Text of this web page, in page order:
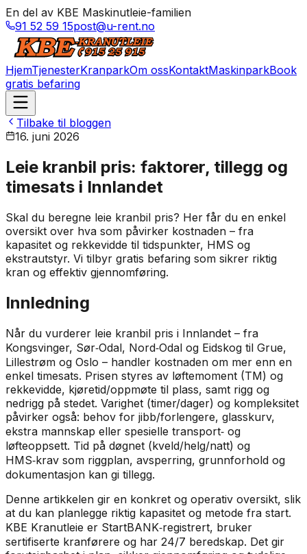
En del av KBE Maskinutleie-familien
91 52 59 15post@u-rent.no
HjemTjenesterKranparkOm ossKontaktMaskinparkBook
gratis befaring
Tilbake til bloggen
16. juni 2026
Leie kranbil pris: faktorer, tillegg og
timesats i Innlandet
Skal du beregne leie kranbil pris? Her får du en enkel
oversikt over hva som påvirker kostnaden – fra
kapasitet og rekkevidde til tidspunkter, HMS og
ekstrautstyr. Vi tilbyr gratis befaring som sikrer riktig
kran og effektiv gjennomføring.
Innledning
Når du vurderer leie kranbil pris i Innlandet – fra
Kongsvinger, Sør‑Odal, Nord‑Odal og Eidskog til Grue,
Lillestrøm og Oslo – handler kostnaden om mer enn en
enkel timesats. Prisen styres av løftemoment (TM) og
rekkevidde, kjøretid/oppmøte til plass, samt rigg og
nedrigg på stedet. Varighet (timer/dager) og kompleksitet
påvirker også: behov for jibb/forlengere, glasskurv,
ekstra mannskap eller spesielle transport‑ og
løfteoppsett. Tid på døgnet (kveld/helg/natt) og
HMS‑krav som riggplan, avsperring, grunnforhold og
dokumentasjon kan gi tillegg.
Denne artikkelen gir en konkret og operativ oversikt, slik
at du kan planlegge riktig kapasitet og metode fra start.
KBE Kranutleie er StartBANK‑registrert, bruker
sertifiserte kranførere og har 24/7 beredskap. Det gir